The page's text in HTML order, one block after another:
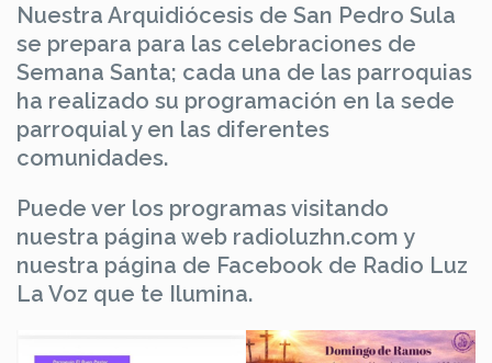
Nuestra Arquidiócesis de San Pedro Sula
se prepara para las celebraciones de
Semana Santa; cada una de las parroquias
ha realizado su programación en la sede
parroquial y en las diferentes
comunidades.
Puede ver los programas visitando
nuestra página web radioluzhn.com y
nuestra página de Facebook de Radio Luz
La Voz que te Ilumina.